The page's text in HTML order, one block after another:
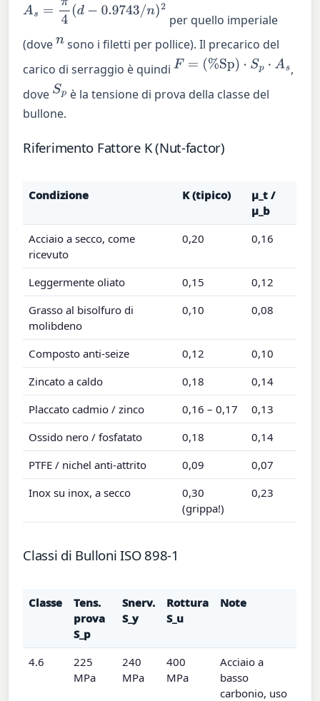
As= π4 (d−0.9743/n)2
per quello imperiale
(dovensono i filetti per pollice). Il precarico del
carico di serraggio è quindiF= (% Sp)⋅Sp⋅A s
,
dove Sp è la tensione di prova della classe del
bullone.
Riferimento Fattore K (Nut-factor)
Condizione K (tipico)
μ_t /
μ_b
Acciaio a secco, come
ricevuto
0,20 0,16
Leggermente oliato 0,15
0,12
Grasso al bisolfuro di
molibdeno
0,10 0,08
Composto anti-seize 0,12
0,10
Zincato a caldo
0,18
0,14
Placcato cadmio / zinco
0,16 – 0,17
0,13
Ossido nero / fosfatato
0,18
0,14
PTFE / nichel anti-attrito
0,09
0,07
Inox su inox, a secco
0,30
(grippa!)
0,23
Classi di Bulloni ISO 898-1
Classe
Tens.
prova
S_p
Snerv.
S_y
Rottura
S_u
Note
4.6
225
MPa
240
MPa
400
MPa
Acciaio a
basso
carbonio, uso